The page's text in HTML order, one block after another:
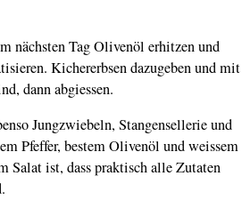
nächsten Tag Olivenöl erhitzen und
Kichererbsen dazugeben und mit
dann abgiessen.
Jungzwiebeln, Stangensellerie und
Pfeffer, bestem Olivenöl und weissem
Salat ist, dass praktisch alle Zutaten